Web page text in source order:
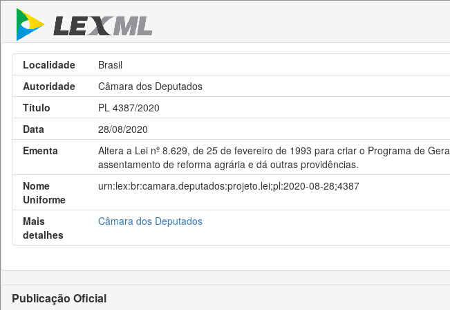
Localidade
Brasil
Autoridade
Câmara dos Deputados
Título
PL 4387/2020
Data
28/08/2020
Ementa
Altera a Lei nº 8.629, de 25 de fevereiro de 1993 para criar o Programa de
assentamento de reforma agrária e dá outras providências.
Nome
Uniforme
urn:lex:br:camara.deputados:projeto.lei;pl:2020-08-28;4387
Mais
detalhes
Câmara dos Deputados
Publicação Oficial